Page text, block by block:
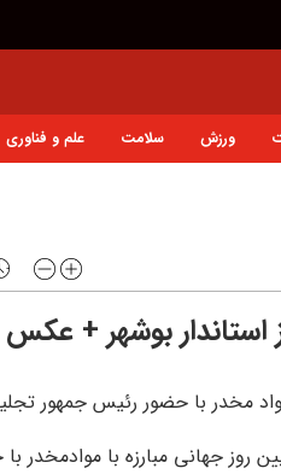
ورزش سلامت علم و فناوری
بوشهر + عکس
مواد مخدر با حضور رئیس جمهور
روز جهانی مبارزه با موادمخدر